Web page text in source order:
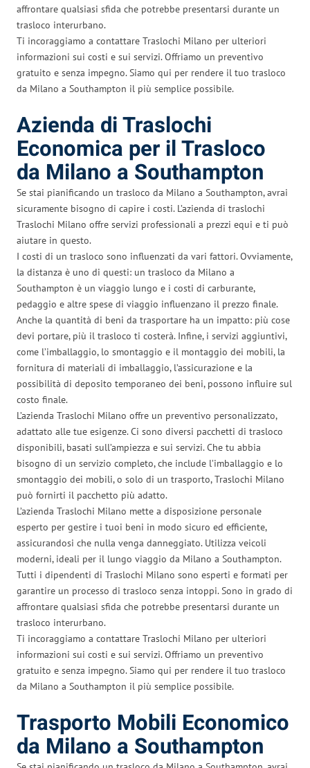
affrontare qualsiasi sfida che potrebbe presentarsi durante un
trasloco interurbano.
Ti incoraggiamo a contattare Traslochi Milano per ulteriori
informazioni sui costi e sui servizi. Offriamo un preventivo
gratuito e senza impegno. Siamo qui per rendere il tuo trasloco
da Milano a Southampton il più semplice possibile.
Azienda di Traslochi
Economica per il Trasloco
da Milano a Southampton
Se stai pianificando un trasloco da Milano a Southampton, avrai
sicuramente bisogno di capire i costi. L’azienda di traslochi
Traslochi Milano offre servizi professionali a prezzi equi e ti può
aiutare in questo.
I costi di un trasloco sono influenzati da vari fattori. Ovviamente,
la distanza è uno di questi: un trasloco da Milano a
Southampton è un viaggio lungo e i costi di carburante,
pedaggio e altre spese di viaggio influenzano il prezzo finale.
Anche la quantità di beni da trasportare ha un impatto: più cose
devi portare, più il trasloco ti costerà. Infine, i servizi aggiuntivi,
come l’imballaggio, lo smontaggio e il montaggio dei mobili, la
fornitura di materiali di imballaggio, l’assicurazione e la
possibilità di deposito temporaneo dei beni, possono influire sul
costo finale.
L’azienda Traslochi Milano offre un preventivo personalizzato,
adattato alle tue esigenze. Ci sono diversi pacchetti di trasloco
disponibili, basati sull’ampiezza e sui servizi. Che tu abbia
bisogno di un servizio completo, che include l’imballaggio e lo
smontaggio dei mobili, o solo di un trasporto, Traslochi Milano
può fornirti il pacchetto più adatto.
L’azienda Traslochi Milano mette a disposizione personale
esperto per gestire i tuoi beni in modo sicuro ed efficiente,
assicurandosi che nulla venga danneggiato. Utilizza veicoli
moderni, ideali per il lungo viaggio da Milano a Southampton.
Tutti i dipendenti di Traslochi Milano sono esperti e formati per
garantire un processo di trasloco senza intoppi. Sono in grado di
affrontare qualsiasi sfida che potrebbe presentarsi durante un
trasloco interurbano.
Ti incoraggiamo a contattare Traslochi Milano per ulteriori
informazioni sui costi e sui servizi. Offriamo un preventivo
gratuito e senza impegno. Siamo qui per rendere il tuo trasloco
da Milano a Southampton il più semplice possibile.
Trasporto Mobili Economico
da Milano a Southampton